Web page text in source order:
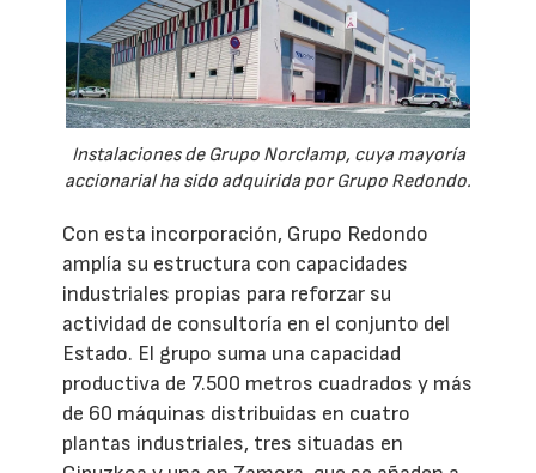
Instalaciones de Grupo Norclamp, cuya mayoría
accionarial ha sido adquirida por Grupo Redondo.
Con esta incorporación, Grupo Redondo
amplía su estructura con capacidades
industriales propias para reforzar su
actividad de consultoría en el conjunto del
Estado. El grupo suma una capacidad
productiva de 7.500 metros cuadrados y más
de 60 máquinas distribuidas en cuatro
plantas industriales, tres situadas en